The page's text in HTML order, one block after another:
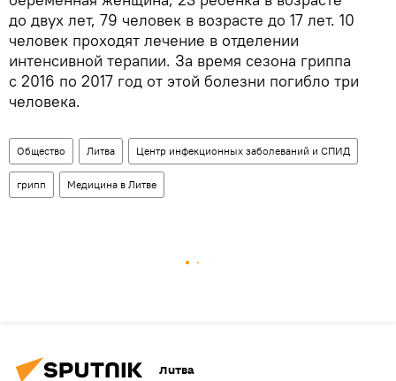
до двух лет, 79 человек в возрасте до 17 лет. 10
человек проходят лечение в отделении
интенсивной терапии. За время сезона гриппа
с 2016 по 2017 год от этой болезни погибло три
человека.
Общество Литва Центр инфекционных заболеваний и СПИД
грипп Медицина в Литве
Литва